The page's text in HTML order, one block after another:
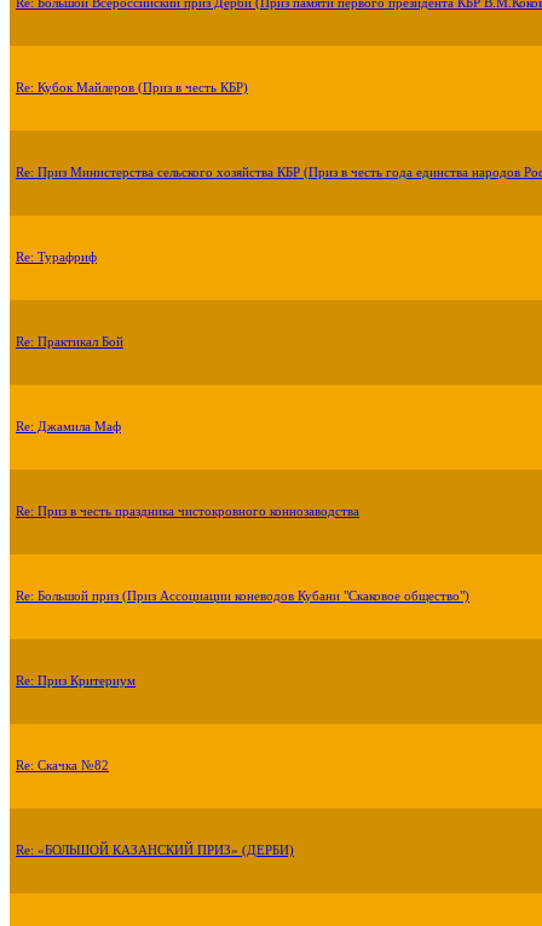
Re: Большой Всероссийский приз Дерби (Приз памяти первого президента КБР
Re: Кубок Майлеров (Приз в честь КБР)
Re: Приз Министерства сельского хозяйства КБР (Приз в честь года единства народов
Re: Турафриф
Re: Практикал Бой
Re: Джамила Маф
Re: Приз в честь праздника чистокровного коннозаводства
Re: Большой приз (Приз Ассоциации коневодов Кубани "Скаковое общество")
Re: Приз Критериум
Re: Скачка №82
Re: «БОЛЬШОЙ КАЗАНСКИЙ ПРИЗ» (ДЕРБИ)